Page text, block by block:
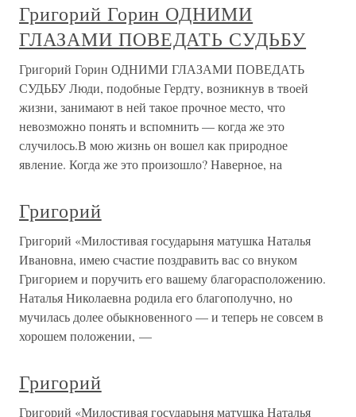
Григорий Горин ОДНИМИ
ГЛАЗАМИ ПОВЕДАТЬ СУДЬБУ
Григорий Горин ОДНИМИ ГЛАЗАМИ ПОВЕДАТЬ
СУДЬБУ Люди, подобные Гердту, возникнув в твоей
жизни, занимают в ней такое прочное место, что
невозможно понять и вспомнить — когда же это
случилось.В мою жизнь он вошел как природное
явление. Когда же это произошло? Наверное, на
Григорий
Григорий «Милостивая государыня матушка Наталья
Ивановна, имею счастие поздравить вас со внуком
Григорием и поручить его вашему благорасположению.
Наталья Николаевна родила его благополучно, но
мучилась долее обыкновенного — и теперь не совсем в
хорошем положении, —
Григорий
Григорий «Милостивая государыня матушка Наталья